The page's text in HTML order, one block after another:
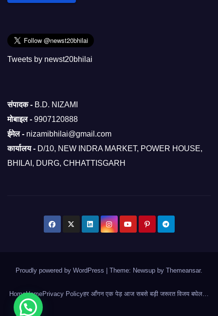
Tweets by newst20bhilai
संपादक - B.D. NIZAMI
मोबाइल - 9907120888
ईमेल - nizamibhilai@gmail.com
कार्यालय - D/10, NEW INDRA MARKET, POWER HOUSE,
BHILAI, DURG, CHHATTISGARH
Proudly powered by WordPress Theme: Newsup by Themeansar.
HomeHomePrivacy Policyहर आँगन एक पेड़ आज सबसे बड़ी जरूरत विजय बघेल…